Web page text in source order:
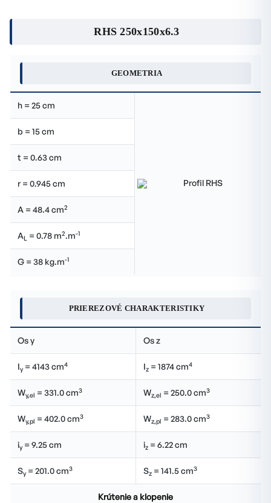
RHS 250x150x6.3
GEOMETRIA
h = 25 cm
b = 15 cm
t = 0.63 cm
r = 0.945 cm
A = 48.4 cm2
AL = 0.78 m2.m-1
G = 38 kg.m-1
PRIEREZOVÉ CHARAKTERISTIKY
Os y Os z
Iy= 4143 cm4 Iz = 1874 cm4
Wy,el = 331.0 cm3 Wz,el = 250.0 cm3
Wy,pl = 402.0 cm3 Wz,pl = 283.0 cm3
iy= 9.25 cm iz = 6.22 cm
Sy= 201.0 cm3 Sz = 141.5 cm3
Krútenie a klopenie